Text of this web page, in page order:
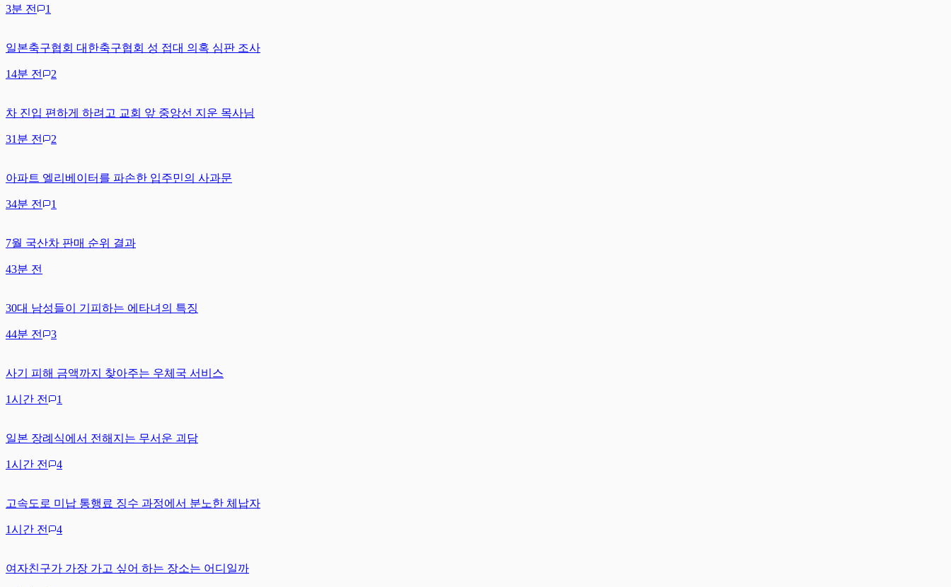
3분 전 1
일본축구협회 대한축구협회 성 접대 의혹 심판 조사
14분 전 2
차 진입 편하게 하려고 교회 앞 중앙선 지운 목사님
31분 전 2
아파트 엘리베이터를 파손한 입주민의 사과문
34분 전 1
7월 국산차 판매 순위 결과
43분 전
30대 남성들이 기피하는 에타녀의 특징
44분 전 3
사기 피해 금액까지 찾아주는 우체국 서비스
1시간 전 1
일본 장례식에서 전해지는 무서운 괴담
1시간 전 4
고속도로 미납 통행료 징수 과정에서 분노한 체납자
1시간 전 4
여자친구가 가장 가고 싶어 하는 장소는 어디일까